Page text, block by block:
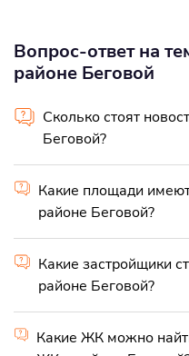
Вопрос-ответ на
районе Беговой
Сколько стоят
Беговой?
Какие площади
районе Беговой?
Какие застройщики
районе Беговой?
Какие ЖК можно